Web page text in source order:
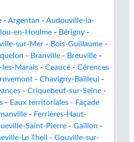
- Argentan - Audouville-la-
en-Houlme - Bérigny -
sur-Mer - Bois-Guillaume -
- Branville - Breuville -
les-Marais - Ceaucé - Cérences
- Chavigny-Bailleul
-
- Criquebeuf-sur-Seine -
- Eaux territoriales - Façade
- Ferrières-Haut-
Saint-Pierre - Gaillon -
Le Theil - Gouville-sur-